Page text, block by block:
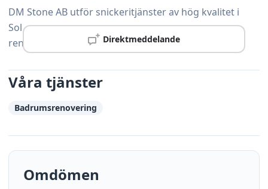
Direktmeddelande
DM Stone AB utför snickeritjänster av hög kvalitet i
Sollentuna – från mindre reparationer till större
renoveringsprojekt.
Våra tjänster
Badrumsrenovering
Omdömen